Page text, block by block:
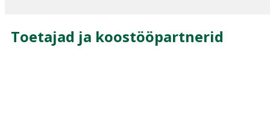
Toetajad ja koostööpartnerid